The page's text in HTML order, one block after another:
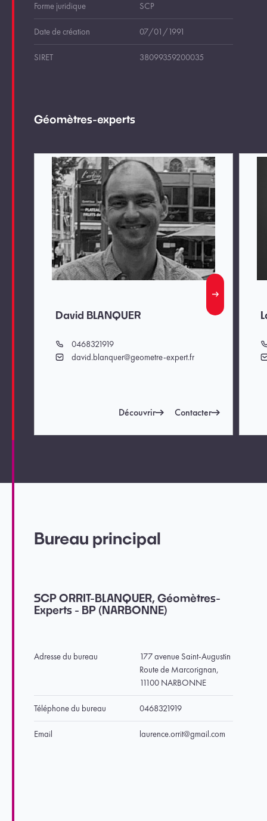
Forme juridique SCP
Date de création 07/01/1991
SIRET 38099359200035
Géomètres-experts
David BLANQUER
Téléphone
0468321919
Emaildavid.blanquer@geometre-expert.fr
Découvrir Contacter
Bureau principal
SCP ORRIT-BLANQUER, Géomètres-
Experts - BP (NARBONNE)
Adresse du bureau
177 avenue Saint-Augustin
Route de Marcorignan,
11100 NARBONNE
Téléphone du bureau 0468321919
Email laurence.orrit@gmail.com